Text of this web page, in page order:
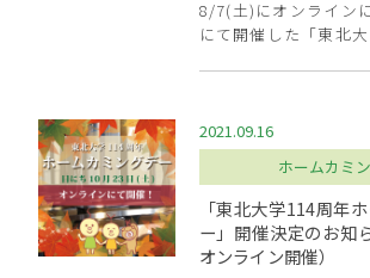
8/7(土)にオンライン
にて開催した「東北
2021.09.16
ホームカミ
「東北大学114周年
ー」開催決定のお知
オンライン開催）